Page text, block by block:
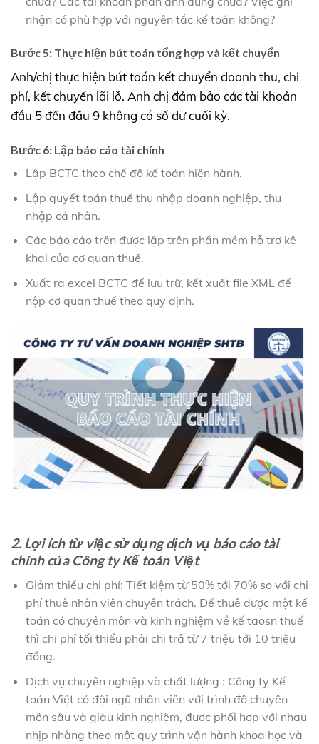
nhận có phù hợp với nguyên tắc kế toán không?
Bước 5: Thực hiện bút toán tổng hợp và kết chuyển
Anh/chị thực hiện bút toán kết chuyển doanh thu, chi
phí, kết chuyển lãi lỗ. Anh chị đảm bảo các tài khoản
đầu 5 đến đầu 9 không có số dư cuối kỳ.
Bước 6: Lập báo cáo tài chính
Lập BCTC theo chế độ kế toán hiện hành.
Lập quyết toán thuế thu nhập doanh nghiệp, thu
nhập cá nhân.
Các báo cáo trên được lập trên phần mềm hỗ trợ kê
khai của cơ quan thuế.
Xuất ra excel BCTC để lưu trữ, kết xuất file XML để
nộp cơ quan thuế theo quy định.
2. Lợi ích từ việc sử dụng dịch vụ báo cáo tài
chính của Công ty Kế toán Việt
Giảm thiểu chi phí: Tiết kiệm từ 50% tới 70% so với chi
phí thuê nhân viên chuyên trách. Để thuê được một kế
toán có chuyên môn và kinh nghiệm về kế taosn thuế
thì chi phí tối thiểu phải chi trả từ 7 triệu tới 10 triệu
đồng.
Dịch vụ chuyên nghiệp và chất lượng : Công ty Kế
toán Việt có đội ngũ nhân viên với trình độ chuyên
môn sâu và giàu kinh nghiệm, được phối hợp với nhau
nhịp nhàng theo một quy trình vận hành khoa học và